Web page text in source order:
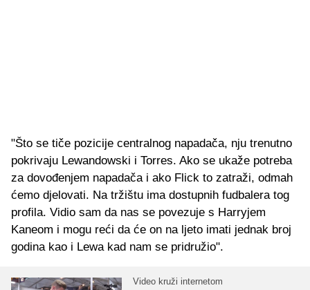
"Što se tiče pozicije centralnog napadača, nju trenutno
pokrivaju Lewandowski i Torres. Ako se ukaže potreba
za dovođenjem napadača i ako Flick to zatraži, odmah
ćemo djelovati. Na tržištu ima dostupnih fudbalera tog
profila. Vidio sam da nas se povezuje s Harryjem
Kaneom i mogu reći da će on na ljeto imati jednak broj
godina kao i Lewa kad nam se pridružio".
Video kruži internetom